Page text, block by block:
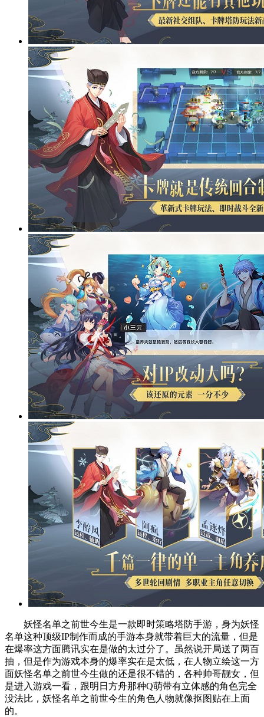
妖怪名单之前世今生是一款即时策略塔防手游，身为妖怪
名单这种顶级IP制作而成的手游本身就带着巨大的流量，但是
在爆率这方面腾讯实在是做的太过分了。虽然说开局送了两百
抽，但是作为游戏本身的爆率实在是太低，在人物立绘这一方
面妖怪名单之前世今生做的还是很不错的，各种帅哥靓女，但
是进入游戏一看，跟明日方舟那种Q萌带有立体感的角色完全
没法比，妖怪名单之前世今生的角色人物就像抠图贴在上面
的。